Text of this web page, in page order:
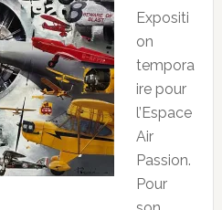
Expositi
on
tempora
ire pour
l’Espace
Air
Passion.
Pour